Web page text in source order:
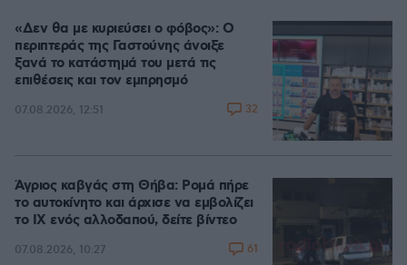
«Δεν θα με κυριεύσει ο φόβος»: Ο
περιπτεράς της Γαστούνης άνοιξε
ξανά το κατάστημά του μετά τις
επιθέσεις και τον εμπρησμό
07.08.2026, 12:51 32
Άγριος καβγάς στη Θήβα: Ρομά πήρε
το αυτοκίνητο και άρχισε να εμβολίζει
το ΙΧ ενός αλλοδαπού, δείτε βίντεο
07.08.2026, 10:27 61